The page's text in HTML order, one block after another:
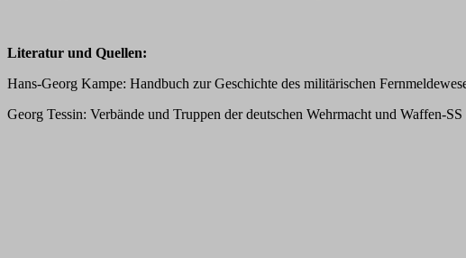
Literatur und Quellen:
Hans-Georg Kampe: Handbuch zur Geschichte des militärischen
Georg Tessin: Verbände und Truppen der deutschen Wehrmacht und